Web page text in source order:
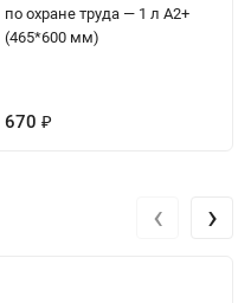
по охране труда — 1 л А2+
(465*600 мм)
670 ₽
‹ ›